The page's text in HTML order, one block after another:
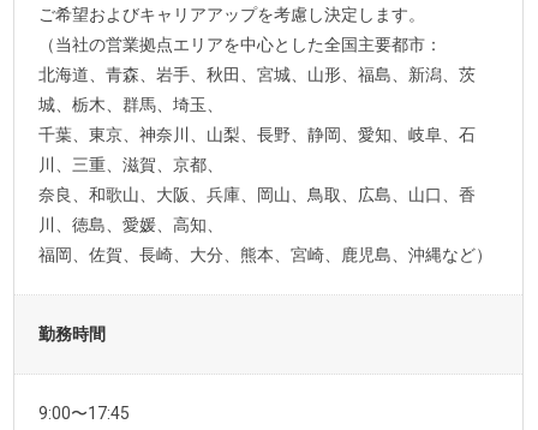
ご希望およびキャリアアップを考慮し決定します。
（当社の営業拠点エリアを中心とした全国主要都市：
北海道、青森、岩手、秋田、宮城、山形、福島、新潟、茨
城、栃木、群馬、埼玉、
千葉、東京、神奈川、山梨、長野、静岡、愛知、岐阜、石
川、三重、滋賀、京都、
奈良、和歌山、大阪、兵庫、岡山、鳥取、広島、山口、香
川、徳島、愛媛、高知、
福岡、佐賀、長崎、大分、熊本、宮崎、鹿児島、沖縄など）
勤務時間
9:00〜17:45